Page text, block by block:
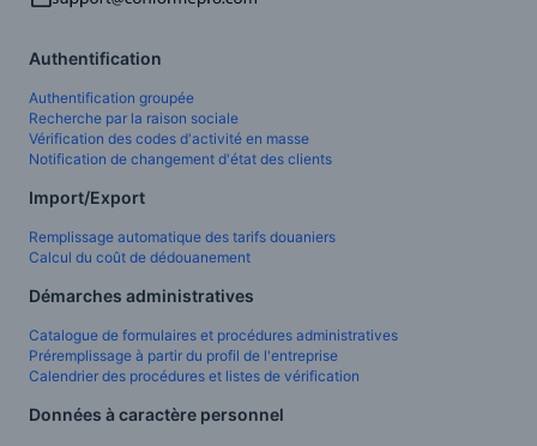
Authentification
Authentification groupée
Recherche par la raison sociale
Vérification des codes d'activité en masse
Notification de changement d'état des clients
Import/Export
Remplissage automatique des tarifs douaniers
Calcul du coût de dédouanement
Démarches administratives
Catalogue de formulaires et procédures administratives
Préremplissage à partir du profil de l'entreprise
Calendrier des procédures et listes de vérification
Données à caractère personnel